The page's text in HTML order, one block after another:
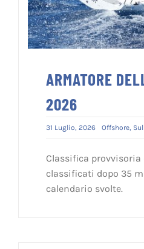
ARMATORE
2026
31 Luglio, 2026 Offshore,
Classifica
classificati dopo 35
calendario svolte.